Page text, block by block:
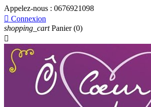
Appelez-nous : 0676921098
 Connexion
shopping_cart Panier (0)
